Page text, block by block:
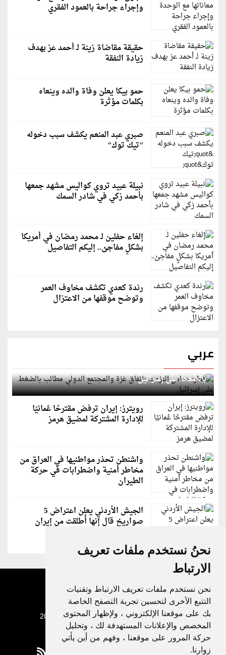
نحنُ نستخدم ملفات تعريف
الارتباط
نحن نستخدم ملفات تعريف الارتباط وتقنيات
التتبع الأخرى لتحسين تجربة التصفح الخاصة
بك على موقعنا الإلكتروني ، ولإظهار المحتوى
المخصص والإعلانات المستهدفة لك ، وتحليل
حركة المرور على موقعنا ، وفهم من أين يأتي
زوارنا.
وإجراء جراحة بالعمود الفقري
حقيقة مقاضاة زينة لـ أحمد عز بهدف
زيادة النفقة
حمو بيكا يعلن وفاة والده وينعاه
بكلمات مؤثرة
صبري عبد المنعم يكشف سبب دخوله
"تيك توك"
نبيلة عبيد تروي كواليس مشهد جمعها
بأحمد زكي في شادر السمك
إلغاء حفلين لـ محمد رمضان في أمريكا
بشكلٍ مفاجئ.. إليكم التفاصيل
رندة كعدي تكشف مخاوف العمر
وتوضح موقفها من الاعتزال
عربي
قطر: حماس التزمت باتفاق غزة والمجتمع الدولي مطالب
بالضغط على إسرائيل
رويترز: إيران ترفض مقترحًا عُمانيًا
للإدارة المشتركة لمضيق هرمز
واشنطن تحذر مواطنيها في العراق من
مخاطر أمنية واضطرابات في حركة
الطيران
الجيش الأردني يعلن اعتراض 5
صواريخ قال إنها أُطلقت من إيران
جميع الحقوق محفوظة لدنيا الوطن © 2003 - 2022